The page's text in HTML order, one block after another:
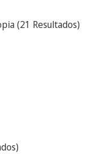
(21 Resultados)
)